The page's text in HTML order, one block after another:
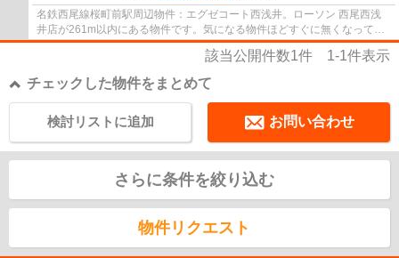
名鉄西尾線桜町前駅周辺物件：エグゼコート西浅井。ローソン 西尾西浅
井店が261m以内にある物件です。気になる物件ほどすぐに無くなってし
まいます。出来るだけお早目にお問い合わせく...
該当公開件数1件 1-1件表示
チェックした物件をまとめて
お問い合わせ
検討リストに追加
さらに条件を絞り込む
物件リクエスト